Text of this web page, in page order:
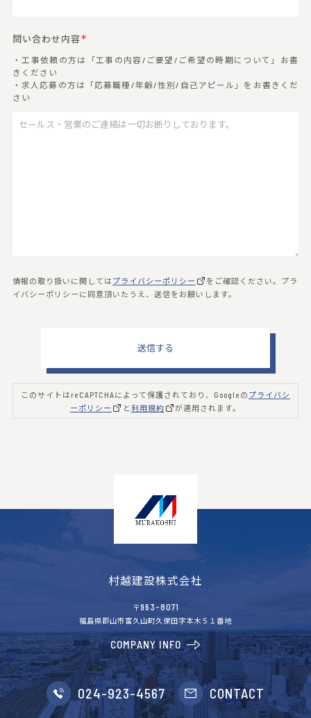
問い合わせ内容＊
・工事依頼の方は「工事の内容/ご要望/ご希望の時期について」お書
きください
・求人応募の方は「応募職種/年齢/性別/自己アピール」をお書きくだ
さい
情報の取り扱いに関しては プライバシーポリシー をご確認ください。 プラ
イバシーポリシーに同意頂いたうえ、送信をお願いします。
このサイトはreCAPTCHAによって保護されており、Googleの プライバシ
ーポリシー
と 利用規約 が適用されます。
村越建設株式会社
〒963-8071
福島県郡山市富久山町久保田字本木５１番地
COMPANY INFO
024-923-4567 CONTACT